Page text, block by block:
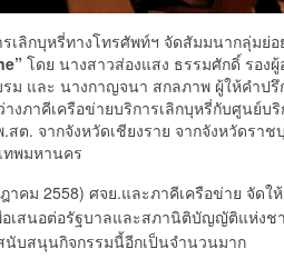
เลิกบุหรี่ทางโทรศัพท์ฯ จัดสัมมนากลุ่มย่อ
โดย นางสาวส่องแสง ธรรมศักดิ์ รอง
ม และ นางกาญจนา สกลภาพ ผู้ให้คำป
งภาคีเครือข่ายบริการเลิกบุหรี่กับศูนย์บ
ต. จากจังหวัดเชียงราย จากจังหวัดรา
ทพมหานคร
าคม 2558) ศจย.และภาคีเครือข่าย จั
สนอต่อรัฐบาลและสภานิติบัญญัติแห่งช
นับสนุนกิจกรรมนี้อีกเป็นจำนวนมาก